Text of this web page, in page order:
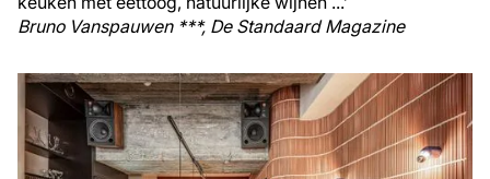
Bruno Vanspauwen ***, De Standaard Magazine